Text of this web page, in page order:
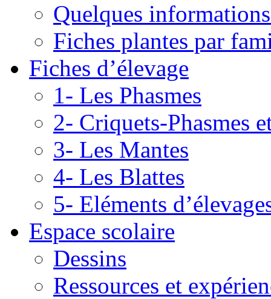
Quelques
Fiches plantes par
Fiches d’élevage
1- Les Phasmes
2- Criquets-Phasmes
3- Les Mantes
4- Les Blattes
5- Eléments
Espace scolaire
Dessins
Ressources et